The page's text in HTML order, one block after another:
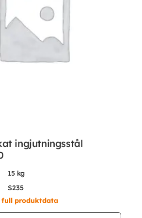
ingjutningsstål
15 kg
S235
full produktdata